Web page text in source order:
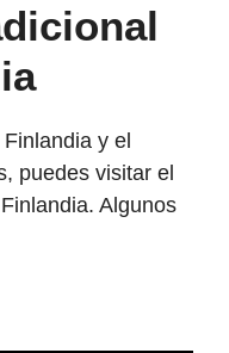
y el
puedes visitar el
Algunos